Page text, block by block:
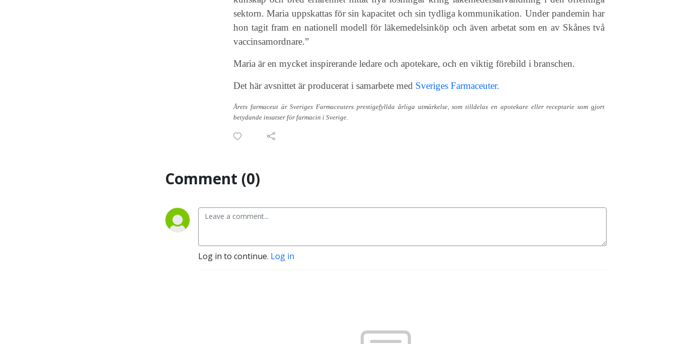
sektorn. Maria uppskattas för sin kapacitet och sin tydliga kommunikation. Under pandemin har
hon tagit fram en nationell modell för läkemedelsinköp och även arbetat som en av Skånes två
vaccinsamordnare.”
Maria är en mycket inspirerande ledare och apotekare, och en viktig förebild i branschen.
Det här avsnittet är producerat i samarbete med Sveriges Farmaceuter.
Årets farmaceut är Sveriges Farmaceuters prestigefyllda årliga utmärkelse, som tilldelas en apotekare eller receptarie som gjort
betydande insatser för farmacin i Sverige.
Comment (0)
Log in to continue. Log in